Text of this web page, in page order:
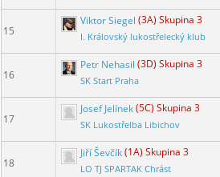
15
Viktor Siegel (3A) Skupina 3
I. Královský lukostřelecký klub
16
Petr Nehasil (3D) Skupina 3
SK Start Praha
17
Josef Jelínek(5C) Skupina 3
SK Lukostřelba Libichov
18
Jiří Ševčík(1A) Skupina 3
LO TJ SPARTAK Chrást